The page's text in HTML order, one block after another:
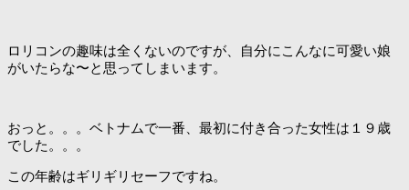
ロリコンの趣味は全くないのですが、自分にこんなに可愛い娘
がいたらな〜と思ってしまいます。
おっと。。。ベトナムで一番、最初に付き合った女性は１９歳
でした。。。
この年齢はギリギリセーフですね。